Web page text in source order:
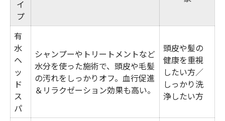
イ
プ
有
水
ヘ
ッ
ド
ス
パ
シャンプーやトリートメントなど
水分を使った施術で、頭皮や毛髪
の汚れをしっかりオフ。血行促進
＆リラクゼーション効果も高い。
頭皮や髪の
健康を重視
したい方／
しっかり洗
浄したい方